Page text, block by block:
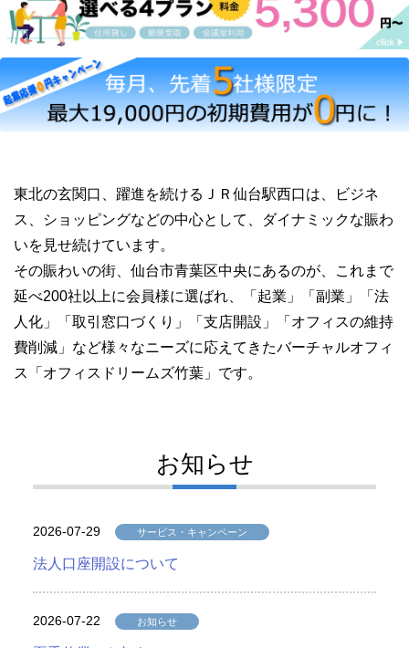
東北の玄関口、躍進を続けるＪＲ仙台駅西口は、ビジネ
ス、ショッピングなどの中心として、ダイナミックな賑わ
いを見せ続けています。
その賑わいの街、仙台市青葉区中央にあるのが、これまで
延べ200社以上に会員様に選ばれ、「起業」「副業」「法
人化」「取引窓口づくり」「支店開設」「オフィスの維持
費削減」など様々なニーズに応えてきたバーチャルオフィ
ス「オフィスドリームズ竹葉」です。
お知らせ
2026-07-29 サービス・キャンペーン
法人口座開設について
2026-07-22 お知らせ